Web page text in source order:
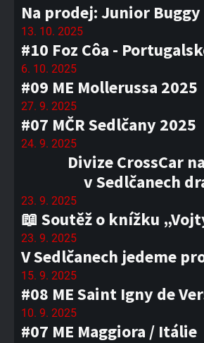
Na prodej: Junior Buggy
13. 10. 2025
#10 Foz Côa -
6. 10. 2025
#09 ME Mollerussa 2025
27. 9. 2025
#07 MČR Sedlčany 2025
24. 9. 2025
Divize CrossCar
v Sedlčanech
23. 9. 2025
📖 Soutěž o knížku
23. 9. 2025
V Sedlčanech jedeme
15. 9. 2025
#08 ME Saint Igny de
10. 9. 2025
#07 ME Maggiora / Itálie